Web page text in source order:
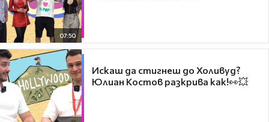
07:50
Искаш да стигнеш до Холивуд?
Юлиан Костов разкрива как!👀💥